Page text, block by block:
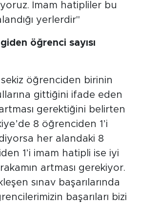
İmam hatipliler bu
yerlerdir"
öğrenci sayısı
öğrenciden birinin
gittiğini ifade eden
gerektiğini belirten
8 öğrenciden 1’i
her alandaki 8
1’i imam hatipli ise iyi
artması gerekiyor.
sınav başarılarında
başarıları bizi